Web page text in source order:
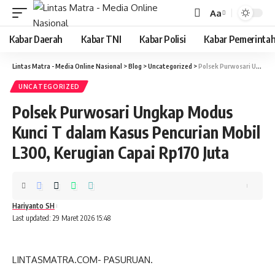
Font
Resizer
Aa
Kabar Daerah Kabar TNI Kabar Polisi Kabar
Lintas Matra - Media Online Nasional >Blog >Uncategorized >Polsek Purwosari Ungkap Modus Kunci T dalam Kasus Pencurian Mobil L300, Kerugian Capai Rp170 Juta ‎
UNCATEGORIZED
Polsek Purwosari Ungkap Modus
Kunci T dalam Kasus Pencurian Mobil
L300, Kerugian Capai Rp170 Juta ‎
Last updated: 29 Maret 2026 15:48
Hariyanto SH
‎LINTASMATRA.COM- PASURUAN.